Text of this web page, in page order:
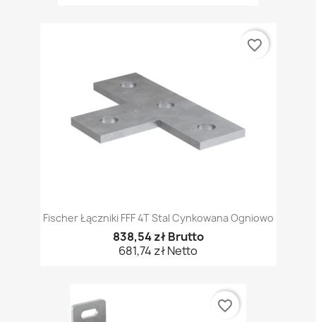
Fischer Łączniki FFF 4T Stal Cynkowana Ogniowo
838,54 zł Brutto
681,74 zł Netto
favorite_border
favorite_border